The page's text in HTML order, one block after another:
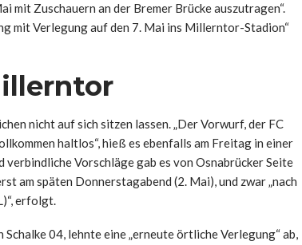
mit Zuschauern an der Bremer Brücke auszutragen“.
mit Verlegung auf den 7. Mai ins Millerntor-Stadion“
nicht auf sich sitzen lassen. „Der Vorwurf, der FC
haltlos“, hieß es ebenfalls am Freitag in einer
Vorschläge gab es von Osnabrücker Seite
am späten Donnerstagabend (2. Mai), und zwar „nach
erfolgt.
04, lehnte eine „erneute örtliche Verlegung“ ab,